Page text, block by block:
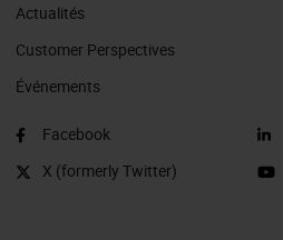
Actualités
Customer Perspectives​
Événements
Facebook
X (formerly Twitter)